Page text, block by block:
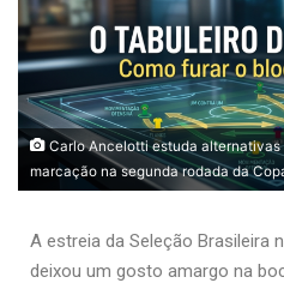
Carlo Ancelotti estuda
marcação na segunda rodada da
A estreia da Seleção Brasileira
deixou um gosto amargo na